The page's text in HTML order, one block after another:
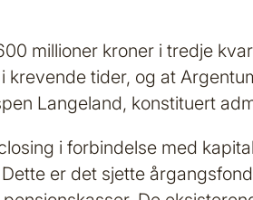
millioner kroner i tredje
tider, og at
Langeland, konstituert
i forbindelse med
er det sjette